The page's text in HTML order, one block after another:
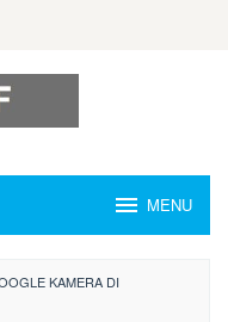
MENU
KAMERA DI